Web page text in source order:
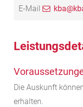
E-Mail
Die Auskunft
erhalten.